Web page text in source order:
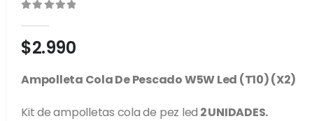
$2.990
Ampolleta Cola De Pescado W5W Led (T10) (X2)
Kit de ampolletas cola de pez led 2 UNIDADES.